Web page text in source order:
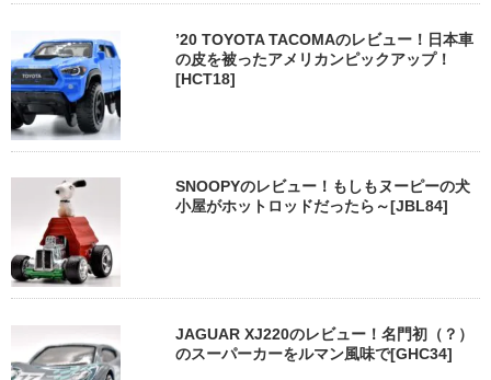
’20 TOYOTA TACOMAのレビュー！日本車
の皮を被ったアメリカンピックアップ！
[HCT18]
SNOOPYのレビュー！もしもヌーピーの犬
小屋がホットロッドだったら～[JBL84]
JAGUAR XJ220のレビュー！名門初（？）
のスーパーカーをルマン風味で[GHC34]